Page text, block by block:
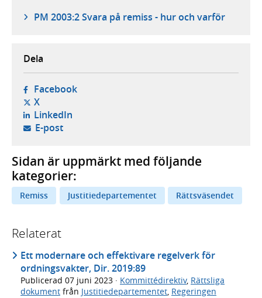
PM 2003:2 Svara på remiss - hur och varför
Dela
Facebook- öppnas i ny flik, extern webbplats,
X- öppnas i ny flik, extern webbplats,
LinkedIn- öppnas i ny flik, extern webbplats,
E-post- öppnar din e-postklient,
Sidan är uppmärkt med följande
kategorier:
Remiss Justitiedepartementet Rättsväsendet
Relaterat
Ett modernare och effektivare regelverk för
ordningsvakter, Dir. 2019:89
Publicerad 07 juni 2023 · Kommittédirektiv, Rättsliga
dokument från Justitiedepartementet, Regeringen